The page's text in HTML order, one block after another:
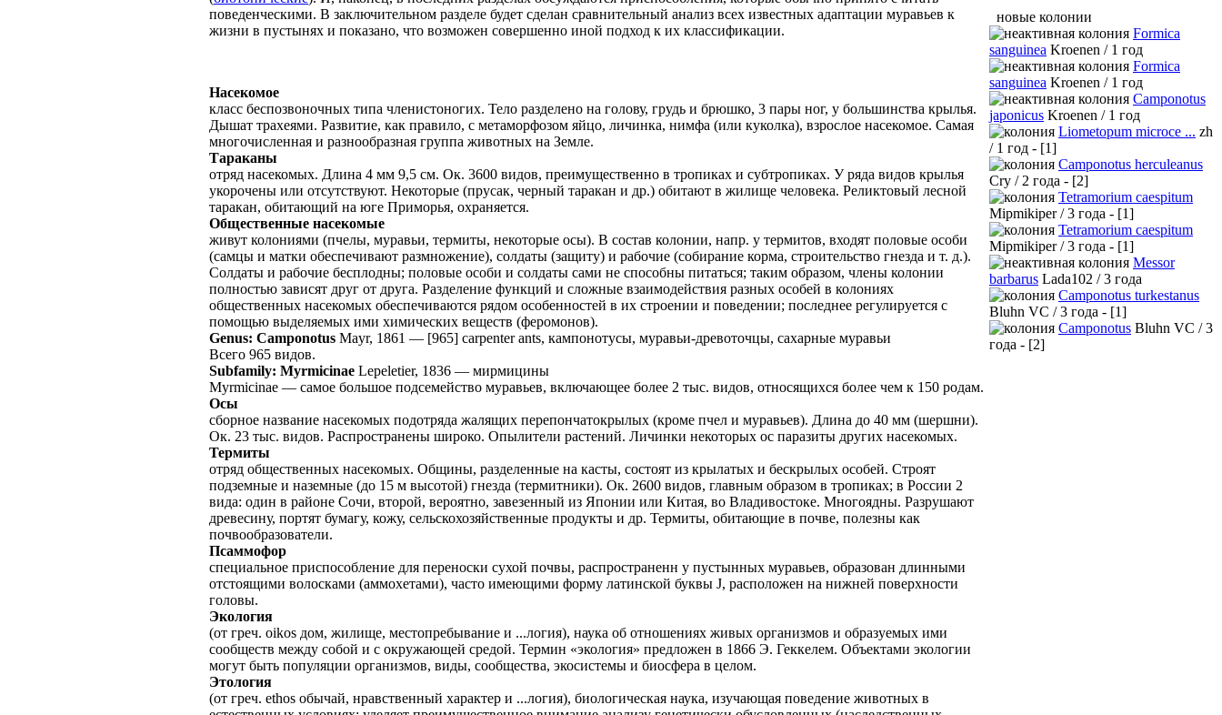
поведенческими. В заключительном разделе будет сделан сравнительный анализ всех известных адаптации муравьев к
жизни в пустынях и показано, что возможен совершенно иной подход к их классификации.
Насекомое
класс беспозвоночных типа членистоногих. Тело разделено на голову, грудь и брюшко, 3 пары ног, у большинства крылья.
Дышат трахеями. Развитие, как правило, с метаморфозом яйцо, личинка, нимфа (или куколка), взрослое насекомое. Самая
многочисленная и разнообразная группа животных на Земле.
Тараканы
отряд насекомых. Длина 4 мм 9,5 см. Ок. 3600 видов, преимущественно в тропиках и субтропиках. У ряда видов крылья
укорочены или отсутствуют. Некоторые (прусак, черный таракан и др.) обитают в жилище человека. Реликтовый лесной
таракан, обитающий на юге Приморья, охраняется.
Общественные насекомые
живут колониями (пчелы, муравьи, термиты, некоторые осы). В состав колонии, напр. у термитов, входят половые особи
(самцы и матки обеспечивают размножение), солдаты (защиту) и рабочие (собирание корма, строительство гнезда и т. д.).
Солдаты и рабочие бесплодны; половые особи и солдаты сами не способны питаться; таким образом, члены колонии
полностью зависят друг от друга. Разделение функций и сложные взаимодействия разных особей в колониях
общественных насекомых обеспечиваются рядом особенностей в их строении и поведении; последнее регулируется с
помощью выделяемых ими химических веществ (феромонов).
Genus: Camponotus Mayr, 1861 — [965] carpenter ants, кампонотусы, муравьи-древоточцы, сахарные муравьи
Всего 965 видов.
Subfamily: Myrmicinae Lepeletier, 1836 — мирмицины
Myrmicinae — самое большое подсемейство муравьев, включающее более 2 тыс. видов, относящихся более чем к 150 родам.
Осы
сборное название насекомых подотряда жалящих перепончатокрылых (кроме пчел и муравьев). Длина до 40 мм (шершни).
Ок. 23 тыс. видов. Распространены широко. Опылители растений. Личинки некоторых ос паразиты других насекомых.
Термиты
отряд общественных насекомых. Общины, разделенные на касты, состоят из крылатых и бескрылых особей. Строят
подземные и наземные (до 15 м высотой) гнезда (термитники). Ок. 2600 видов, главным образом в тропиках; в России 2
вида: один в районе Сочи, второй, вероятно, завезенный из Японии или Китая, во Владивостоке. Многоядны. Разрушают
древесину, портят бумагу, кожу, сельскохозяйственные продукты и др. Термиты, обитающие в почве, полезны как
почвообразователи.
Псаммофор
специальное приспособление для переноски сухой почвы, распространенн у пустынных муравьев, образован длинными
отстоящими волосками (аммохетами), часто имеющими форму латинской буквы J, расположен на нижней поверхности
головы.
Экология
(от греч. oikos дом, жилище, местопребывание и ...логия), наука об отношениях живых организмов и образуемых ими
сообществ между собой и с окружающей средой. Термин «экология» предложен в 1866 Э. Геккелем. Объектами экологии
могут быть популяции организмов, виды, сообщества, экосистемы и биосфера в целом.
Этология
(от греч. ethos обычай, нравственный характер и ...логия), биологическая наука, изучающая поведение животных в
новые колонии
Formica
sanguinea Kroenen / 1 год
Formica
sanguinea Kroenen / 1 год
Camponotus
japonicus Kroenen / 1 год
Liometopum microce ... zh
/ 1 год - [1]
Camponotus herculeanus
Cry / 2 года - [2]
Tetramorium caespitum
Mipmikiper / 3 года - [1]
Tetramorium caespitum
Mipmikiper / 3 года - [1]
Messor
barbarus Lada102 / 3 года
Camponotus turkestanus
Bluhn VC / 3 года - [1]
Camponotus Bluhn VC / 3
года - [2]